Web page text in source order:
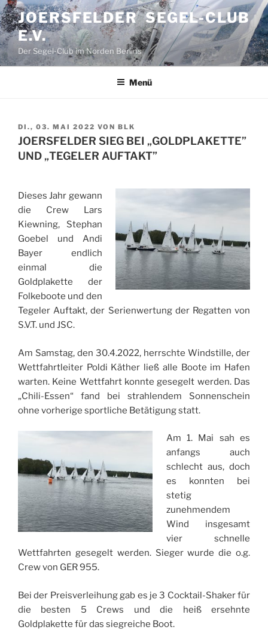
Zum
Inhalt
springen
JOERSFELDER SEGEL-CLUB
E.V.
Der Segel-Club im Norden Berlins
Menü
VERÖFFENTLICHT
AM
DI., 03. MAI 2022 VON BLK
JOERSFELDER SIEG BEI „GOLDPLAKETTE”
UND „TEGELER AUFTAKT”
Dieses Jahr gewann
die Crew Lars
Kiewning, Stephan
Goebel und Andi
Bayer endlich
einmal die
Goldplakette der
Folkeboote und den
Tegeler Auftakt, der Serienwertung der Regatten von
S.V.T. und JSC.
Am Samstag, den 30.4.2022, herrschte Windstille, der
Wettfahrtleiter Poldi Käther ließ alle Boote im Hafen
warten. Keine Wettfahrt konnte gesegelt werden. Das
„Chili-Essen“ fand bei strahlendem Sonnenschein
ohne vorherige sportliche Betätigung statt.
Am 1. Mai sah es
anfangs auch
schlecht aus, doch
es konnten bei
stetig
zunehmendem
Wind insgesamt
vier schnelle
Wettfahrten gesegelt werden. Sieger wurde die o.g.
Crew von GER 955.
Bei der Preisverleihung gab es je 3 Cocktail-Shaker für
die besten 5 Crews und die heiß ersehnte
Goldplakette für das siegreiche Boot.